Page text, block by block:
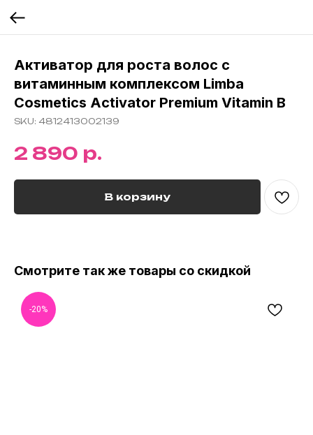
Активатор для роста волос с
витаминным комплексом Limba
Cosmetics Activator Premium Vitamin B
SKU: 4812413002139
2 890 р.
В корзину
Смотрите так же товары со скидкой
-20%